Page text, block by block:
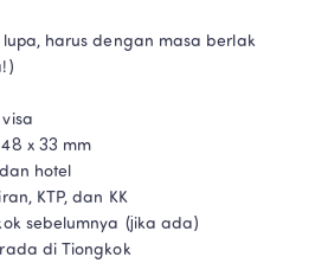
lupa, harus dengan masa berlak
visa
48 x 33 mm
hotel
KTP, dan KK
sebelumnya (jika ada)
di Tiongkok